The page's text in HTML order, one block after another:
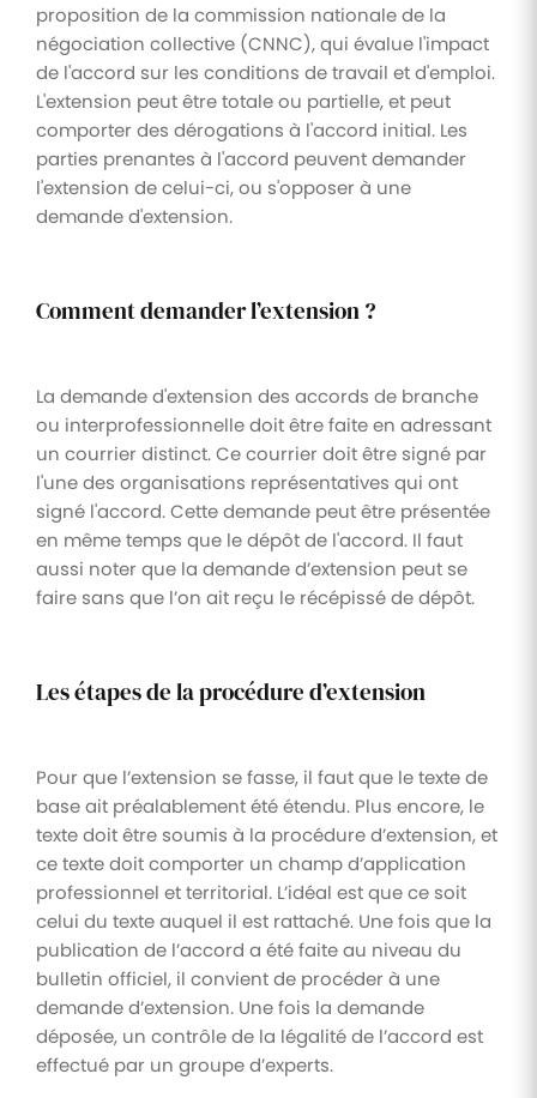
proposition de la commission nationale de la
négociation collective (CNNC), qui évalue l'impact
de l'accord sur les conditions de travail et d'emploi.
L'extension peut être totale ou partielle, et peut
comporter des dérogations à l'accord initial. Les
parties prenantes à l'accord peuvent demander
l'extension de celui-ci, ou s'opposer à une
demande d'extension.
Comment demander l’extension ?
La demande d'extension des accords de branche
ou interprofessionnelle doit être faite en adressant
un courrier distinct. Ce courrier doit être signé par
l'une des organisations représentatives qui ont
signé l'accord. Cette demande peut être présentée
en même temps que le dépôt de l'accord. Il faut
aussi noter que la demande d’extension peut se
faire sans que l’on ait reçu le récépissé de dépôt.
Les étapes de la procédure d’extension
Pour que l’extension se fasse, il faut que le texte de
base ait préalablement été étendu. Plus encore, le
texte doit être soumis à la procédure d’extension, et
ce texte doit comporter un champ d’application
professionnel et territorial. L’idéal est que ce soit
celui du texte auquel il est rattaché. Une fois que la
publication de l’accord a été faite au niveau du
bulletin officiel, il convient de procéder à une
demande d’extension. Une fois la demande
déposée, un contrôle de la légalité de l’accord est
effectué par un groupe d’experts.